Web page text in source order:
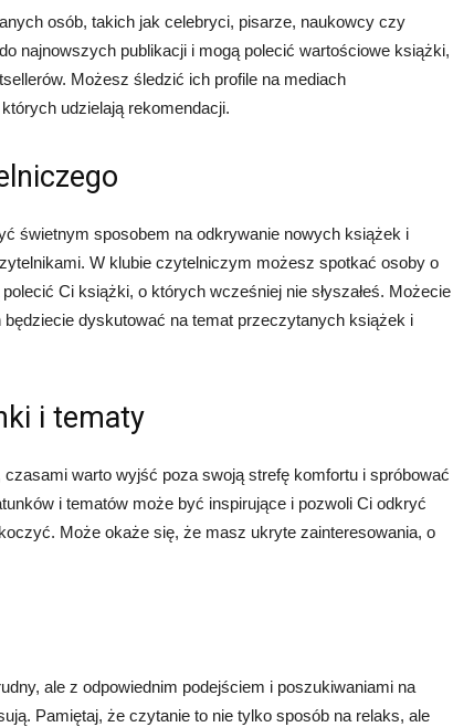
osób, takich jak celebryci, pisarze, naukowcy czy
najnowszych publikacji i mogą polecić wartościowe książki,
Możesz śledzić ich profile na mediach
udzielają rekomendacji.
świetnym sposobem na odkrywanie nowych książek i
W klubie czytelniczym możesz spotkać osoby o
Ci książki, o których wcześniej nie słyszałeś. Możecie
dyskutować na temat przeczytanych książek i
i tematy
warto wyjść poza swoją strefę komfortu i spróbować
i tematów może być inspirujące i pozwoli Ci odkryć
Może okaże się, że masz ukryte zainteresowania, o
ale z odpowiednim podejściem i poszukiwaniami na
Pamiętaj, że czytanie to nie tylko sposób na relaks, ale